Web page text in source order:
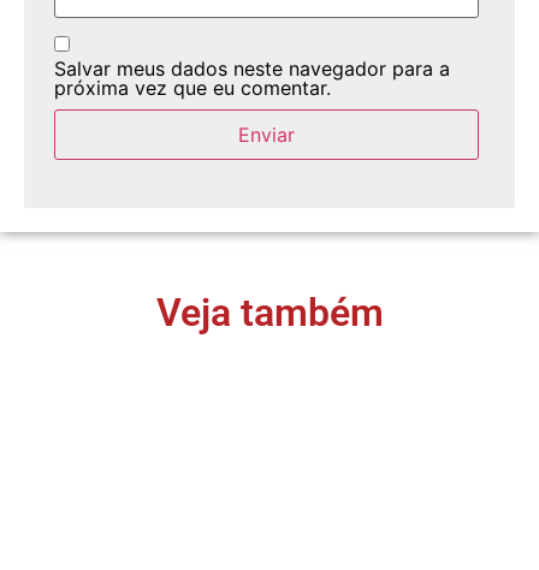
Salvar meus dados neste navegador para a
próxima vez que eu comentar.
Veja também